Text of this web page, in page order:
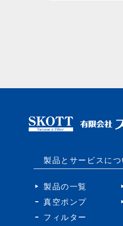
製品とサービスにつ
製品の一覧
真空ポンプ
フィルター